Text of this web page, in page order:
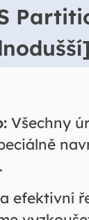
Všechny
efektivní